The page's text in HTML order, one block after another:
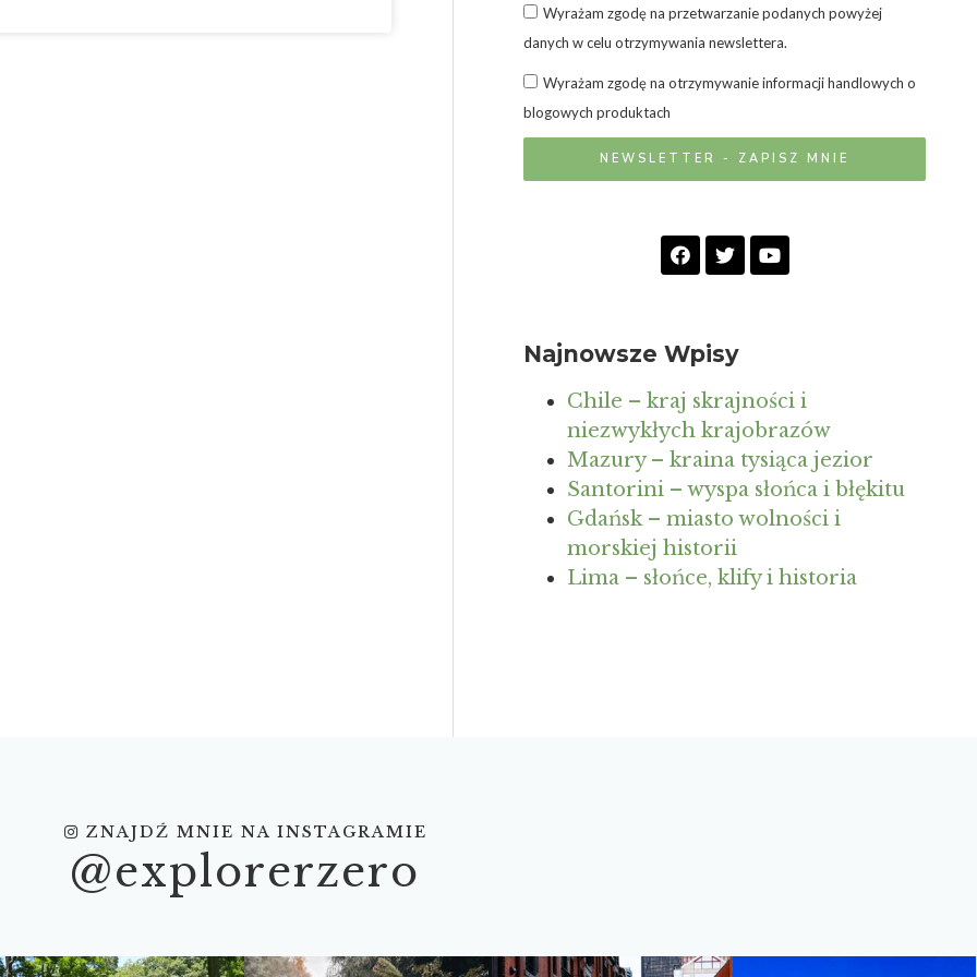
Wyrażam zgodę na przetwarzanie podanych powyżej
danych w celu otrzymywania newslettera.
Wyrażam zgodę na otrzymywanie informacji handlowych o
blogowych produktach
NEWSLETTER - ZAPISZ MNIE
Najnowsze Wpisy
Chile – kraj skrajności i
niezwykłych krajobrazów
Mazury – kraina tysiąca jezior
Santorini – wyspa słońca i błękitu
Gdańsk – miasto wolności i
morskiej historii
Lima – słońce, klify i historia
ZNAJDŹ MNIE NA INSTAGRAMIE
@explorerzero